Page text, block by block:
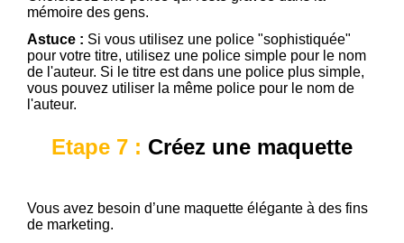
mémoire des gens.
Astuce : Si vous utilisez une police "sophistiquée"
pour votre titre, utilisez une police simple pour le nom
de l'auteur. Si le titre est dans une police plus simple,
vous pouvez utiliser la même police pour le nom de
l'auteur.
Etape 7 : Créez une maquette
Vous avez besoin d’une maquette élégante à des fins
de marketing.